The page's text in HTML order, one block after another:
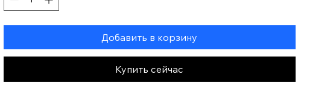
Добавить в корзину
Купить сейчас